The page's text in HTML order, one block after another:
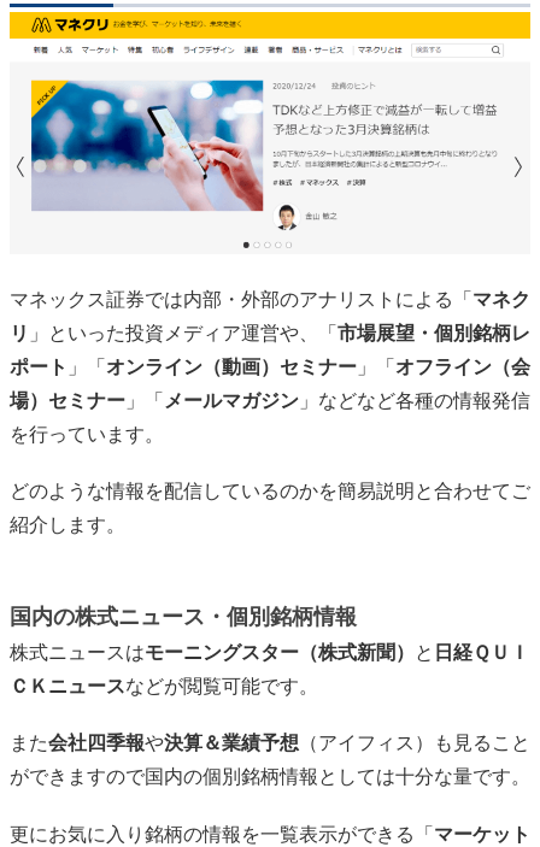
マネックス証券では内部・外部のアナリストによる「マネク
リ 」といった投資メディア運営や、「市場展望・個別銘柄レ
ポート 」「オンライン（動画）セミナー 」「オフライン（会
場）セミナー 」「 メールマガジン 」などなど各種の情報発信
を行っています。
どのような情報を配信しているのかを簡易説明と合わせてご
紹介します。
国内の株式ニュース・個別銘柄情報
株式ニュースはモーニングスター（株式新聞） と 日経ＱＵＩ
ＣＫニュースなどが閲覧可能です。
また会社四季報や決算＆業績予想 （アイフィス）も見ること
ができますので国内の個別銘柄情報としては十分な量です。
更にお気に入り銘柄の情報を一覧表示ができる「マーケット